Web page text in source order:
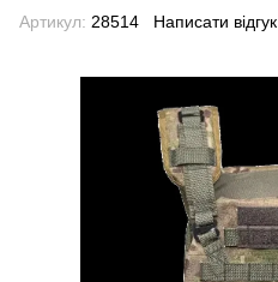
Артикул: 28514 Написати відгук